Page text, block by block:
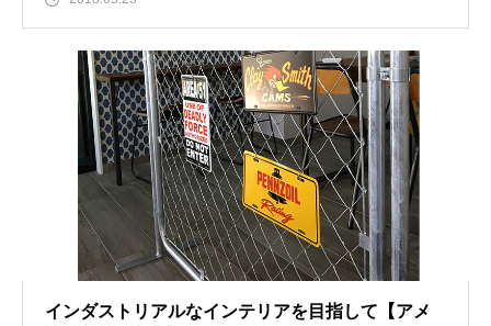
インダストリアルなインテリアを目指して【アメ